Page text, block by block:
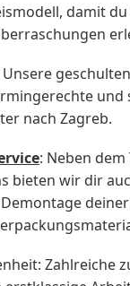
damit
Unsere
und
nach Zagreb.
: Neben
bieten wir dir
Zahlreiche